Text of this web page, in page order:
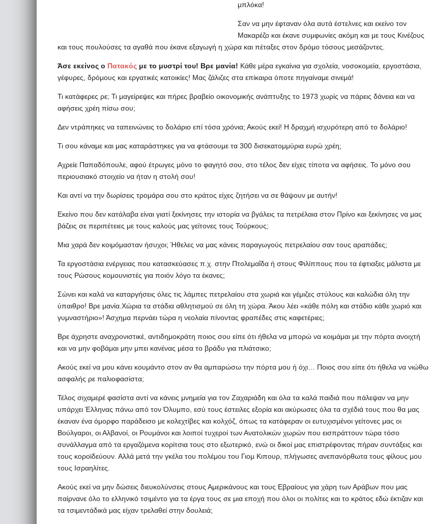
μπλόκα!
Σαν να μην έφταναν όλα αυτά έστελνες και εκείνο τον
Μακαρέζο και έκανε συμφωνίες ακόμη και με τους Κινέζους
και τους πουλούσες τα αγαθά που έκανε εξαγωγή η χώρα και πέταξες στον δρόμο τόσους μεσάζοντες.
Άσε εκείνος ο Πατακός με το μυστρί του! Βρε μανία! Κάθε μέρα εγκαίνια για σχολεία, νοσοκομεία, εργοστάσια,
γέφυρες, δρόμους και εργατικές κατοικίες! Μας ζάλιζες στα επίκαιρα όποτε πηγαίναμε σινεμά!
Τι κατάφερες ρε; Τι μαγείρεψες και πήρες βραβείο οικονομικής ανάπτυξης το 1973 χωρίς να πάρεις δάνεια και να
αφήσεις χρέη πίσω σου;
Δεν ντράπηκες να ταπεινώνεις το δολάριο επί τόσα χρόνια; Ακούς εκεί! Η δραχμή ισχυρότερη από το δολάριο!
Τι σου κάναμε και μας καταράστηκες για να φτάσουμε τα 300 δισεκατομμύρια ευρώ χρέη;
Αχρείε Παπαδόπουλε, αφού έτρωγες μόνο το φαγητό σου, στο τέλος δεν είχες τίποτα να αφήσεις. Το μόνο σου
περιουσιακό στοιχείο να ήταν η στολή σου!
Και αντί να την δωρίσεις τρομάρα σου στο κράτος είχες ζητήσει να σε θάψουν με αυτήν!
Εκείνο που δεν κατάλαβα είναι γιατί ξεκίνησες την ιστορία να βγάλεις τα πετρέλαια στον Πρίνο και ξεκίνησες να μας
βάζεις σε περιπέτειες με τους καλούς μας γείτονες τους Τούρκους;
Μια χαρά δεν κοιμόμασταν ήσυχοι; Ήθελες να μας κάνεις παραγωγούς πετρελαίου σαν τους αραπάδες;
Τα εργοστάσια ενέργειας που κατασκεύασες π.χ. στην Πτολεμαΐδα ή στους Φιλίππους που τα έφτιαξες μάλιστα με
τους Ρώσους κομουνιστές για ποιόν λόγο τα έκανες;
Σώνει και καλά να καταργήσεις όλες τις λάμπες πετρελαίου στα χωριά και γέμιζες στύλους και καλώδια όλη την
ύπαιθρο! Βρε μανία.Χώρια τα στάδια αθλητισμού σε όλη τη χώρα. Άκου λέει «κάθε πόλη και στάδιο κάθε χωριό και
γυμναστήριο»! Άσχημα περνάει τώρα η νεολαία πίνοντας φραπέδες στις καφετέριες;
Βρε άχρηστε αναχρονιστικέ, αντιδημοκράτη ποιος σου είπε ότι ήθελα να μπορώ να κοιμάμαι με την πόρτα ανοιχτή
και να μην φοβάμαι μην μπει κανένας μέσα το βράδυ για πλιάτσικο;
Ακούς εκεί να μου κάνει κουμάντο στον αν θα αμπαρώσω την πόρτα μου ή όχι… Ποιος σου είπε ότι ήθελα να νιώθω
ασφαλής ρε παλιοφασίστα;
Τέλος σιχαμερέ φασίστα αντί να κάνεις μνημεία για τον Ζαχαριάδη και όλα τα καλά παιδιά που πάλεψαν να μην
υπάρχει Έλληνας πάνω από τον Όλυμπο, εσύ τους έστειλες εξορία και ακύρωσες όλα τα σχέδιά τους που θα μας
έκαναν ένα όμορφο παράδεισο με κολεχτίβες και κολχόζ, όπως τα κατάφεραν οι ευτυχισμένοι γείτονες μας οι
Βούλγαροι, οι Αλβανοί, οι Ρουμάνοι και λοιποί τυχεροί των Ανατολικών χωρών που εισπράττουν τώρα τόσο
συνάλλαγμα από τα εργαζόμενα κορίτσια τους στο εξωτερικό, ενώ οι δικοί μας επιστρέφοντας πήραν συντάξεις και
τους κοροϊδεύουν. Αλλά μετά την γκέλα του πολέμου του Γιομ Κιπουρ, πλήγωσες ανεπανόρθωτα τους φίλους μου
τους Ισραηλίτες.
Ακούς εκεί να μην δώσεις διευκολύνσεις στους Αμερικάνους και τους Εβραίους για χάρη των Αράβων που μας
παίρνανε όλο το ελληνικό τσιμέντο για τα έργα τους σε μια εποχή που όλοι οι πολίτες και το κράτος εδώ έκτιζαν και
τα τσιμεντάδικά μας είχαν τρελαθεί στην δουλειά;